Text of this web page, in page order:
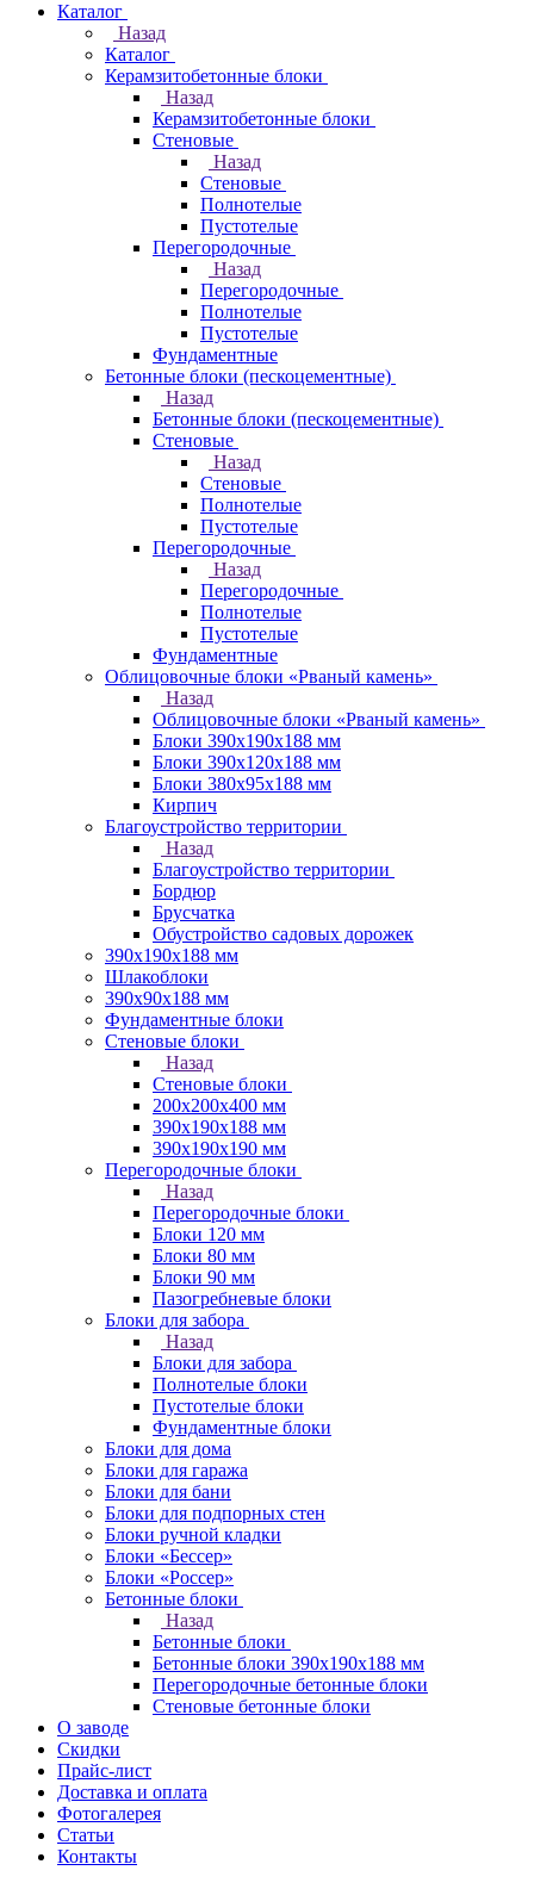
Каталог
Назад
Каталог
Керамзитобетонные блоки
Назад
Керамзитобетонные блоки
Стеновые
Назад
Стеновые
Полнотелые
Пустотелые
Перегородочные
Назад
Перегородочные
Полнотелые
Пустотелые
Фундаментные
Бетонные блоки (пескоцементные)
Назад
Бетонные блоки (пескоцементные)
Стеновые
Назад
Стеновые
Полнотелые
Пустотелые
Перегородочные
Назад
Перегородочные
Полнотелые
Пустотелые
Фундаментные
Облицовочные блоки «Рваный камень»
Назад
Облицовочные блоки «Рваный камень»
Блоки 390х190х188 мм
Блоки 390х120х188 мм
Блоки 380х95х188 мм
Кирпич
Благоустройство территории
Назад
Благоустройство территории
Бордюр
Брусчатка
Обустройство садовых дорожек
390х190х188 мм
Шлакоблоки
390х90х188 мм
Фундаментные блоки
Стеновые блоки
Назад
Стеновые блоки
200х200х400 мм
390х190х188 мм
390х190х190 мм
Перегородочные блоки
Назад
Перегородочные блоки
Блоки 120 мм
Блоки 80 мм
Блоки 90 мм
Пазогребневые блоки
Блоки для забора
Назад
Блоки для забора
Полнотелые блоки
Пустотелые блоки
Фундаментные блоки
Блоки для дома
Блоки для гаража
Блоки для бани
Блоки для подпорных стен
Блоки ручной кладки
Блоки «Бессер»
Блоки «Россер»
Бетонные блоки
Назад
Бетонные блоки
Бетонные блоки 390х190х188 мм
Перегородочные бетонные блоки
Стеновые бетонные блоки
О заводе
Скидки
Прайс-лист
Доставка и оплата
Фотогалерея
Статьи
Контакты